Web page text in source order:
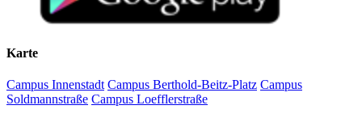
Karte
Campus Innenstadt Campus Berthold-Beitz-Platz Campus
Soldmannstraße Campus Loefflerstraße